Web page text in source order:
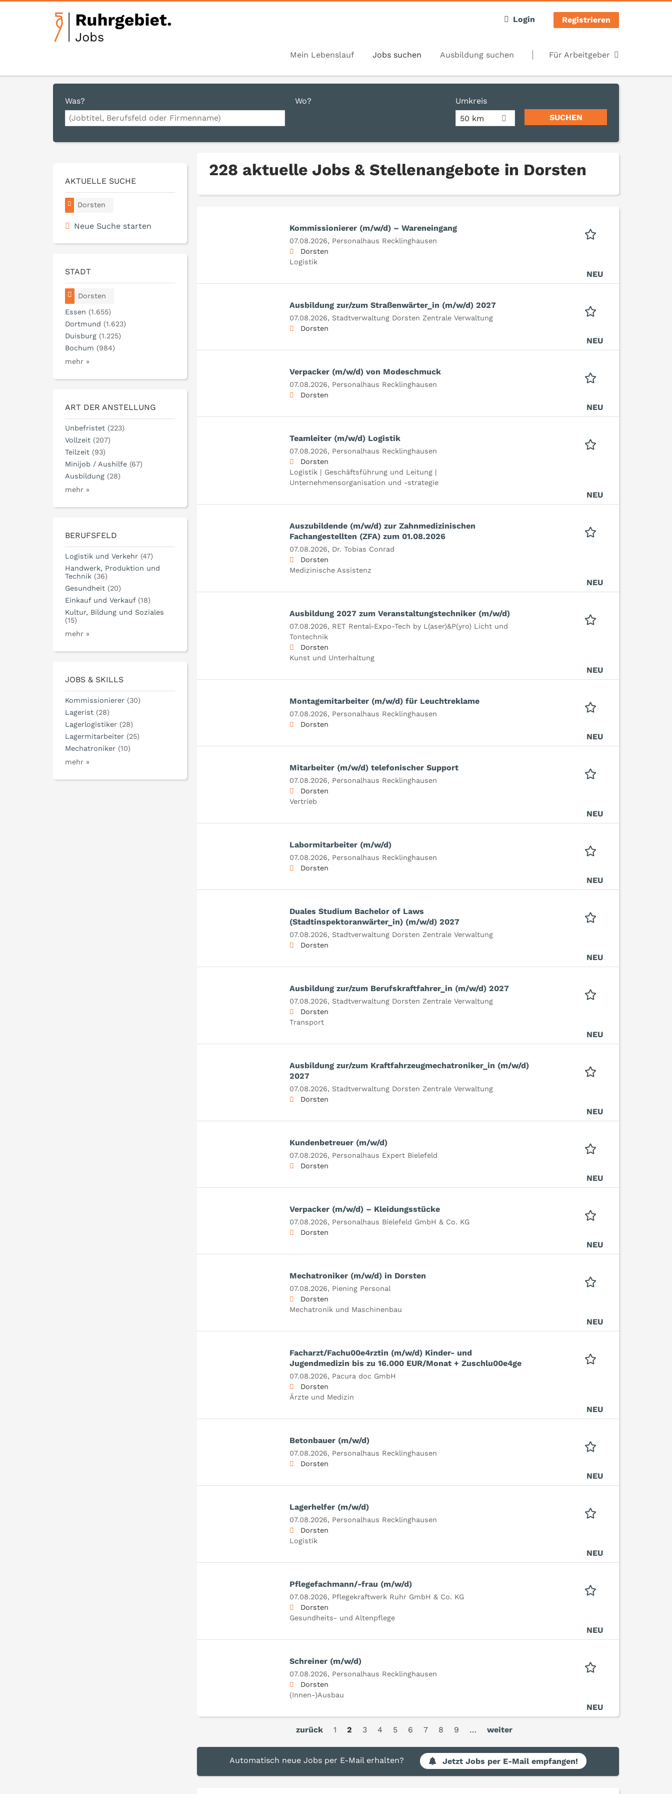
Login Registrieren
Mein Lebenslauf Jobs suchen Ausbildung suchen Für Arbeitgeber
Was? Wo?
Umkreis
50 km
228 aktuelle Jobs & Stellenangebote in Dorsten
Kommissionierer (m/w/d) – Wareneingang
07.08.2026, Personalhaus Recklinghausen
Dorsten
Logistik
NEU
Ausbildung zur/zum Straßenwärter_in (m/w/d) 2027
07.08.2026, Stadtverwaltung Dorsten Zentrale Verwaltung
Dorsten
NEU
Verpacker (m/w/d) von Modeschmuck
07.08.2026, Personalhaus Recklinghausen
Dorsten
NEU
Teamleiter (m/w/d) Logistik
07.08.2026, Personalhaus Recklinghausen
Dorsten
Logistik | Geschäftsführung und Leitung |
Unternehmensorganisation und -strategie
NEU
Auszubildende (m/w/d) zur Zahnmedizinischen
Fachangestellten (ZFA) zum 01.08.2026
07.08.2026, Dr. Tobias Conrad
Dorsten
Medizinische Assistenz
NEU
Ausbildung 2027 zum Veranstaltungstechniker (m/w/d)
07.08.2026, RET Rental-Expo-Tech by L(aser)&P(yro) Licht und
Tontechnik
Dorsten
Kunst und Unterhaltung
NEU
Montagemitarbeiter (m/w/d) für Leuchtreklame
07.08.2026, Personalhaus Recklinghausen
Dorsten
NEU
Mitarbeiter (m/w/d) telefonischer Support
07.08.2026, Personalhaus Recklinghausen
Dorsten
Vertrieb
NEU
Labormitarbeiter (m/w/d)
07.08.2026, Personalhaus Recklinghausen
Dorsten
NEU
Duales Studium Bachelor of Laws
(Stadtinspektoranwärter_in) (m/w/d) 2027
07.08.2026, Stadtverwaltung Dorsten Zentrale Verwaltung
Dorsten
NEU
Ausbildung zur/zum Berufskraftfahrer_in (m/w/d) 2027
07.08.2026, Stadtverwaltung Dorsten Zentrale Verwaltung
Dorsten
Transport
NEU
Ausbildung zur/zum Kraftfahrzeugmechatroniker_in (m/w/d)
2027
07.08.2026, Stadtverwaltung Dorsten Zentrale Verwaltung
Dorsten
NEU
Kundenbetreuer (m/w/d)
07.08.2026, Personalhaus Expert Bielefeld
Dorsten
NEU
Verpacker (m/w/d) – Kleidungsstücke
07.08.2026, Personalhaus Bielefeld GmbH & Co. KG
Dorsten
NEU
Mechatroniker (m/w/d) in Dorsten
07.08.2026, Piening Personal
Dorsten
Mechatronik und Maschinenbau
NEU
Facharzt/Fachu00e4rztin (m/w/d) Kinder- und
Jugendmedizin bis zu 16.000 EUR/Monat + Zuschlu00e4ge
07.08.2026, Pacura doc GmbH
Dorsten
Ärzte und Medizin
NEU
Betonbauer (m/w/d)
07.08.2026, Personalhaus Recklinghausen
Dorsten
NEU
Lagerhelfer (m/w/d)
07.08.2026, Personalhaus Recklinghausen
Dorsten
Logistik
NEU
Pflegefachmann/-frau (m/w/d)
07.08.2026, Pflegekraftwerk Ruhr GmbH & Co. KG
Dorsten
Gesundheits- und Altenpflege
NEU
Schreiner (m/w/d)
07.08.2026, Personalhaus Recklinghausen
Dorsten
(Innen-)Ausbau
NEU
zurück 1 2 3 4 5 6 7 8 9 … weiter
Automatisch neue Jobs per E-Mail erhalten? Jetzt Jobs per E-Mail empfangen!
AKTUELLE SUCHE
Dorsten
Neue Suche starten
STADT
Dorsten
Essen (1.655)
Dortmund (1.623)
Duisburg (1.225)
Bochum (984)
mehr »
ART DER ANSTELLUNG
Unbefristet (223)
Vollzeit (207)
Teilzeit (93)
Minijob / Aushilfe (67)
Ausbildung (28)
mehr »
BERUFSFELD
Logistik und Verkehr (47)
Handwerk, Produktion und
Technik (36)
Gesundheit (20)
Einkauf und Verkauf (18)
Kultur, Bildung und Soziales
(15)
mehr »
JOBS & SKILLS
Kommissionierer (30)
Lagerist (28)
Lagerlogistiker (28)
Lagermitarbeiter (25)
Mechatroniker (10)
mehr »